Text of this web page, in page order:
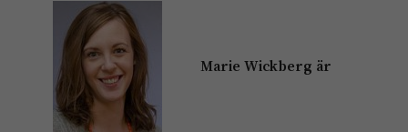
Marie Wickberg är